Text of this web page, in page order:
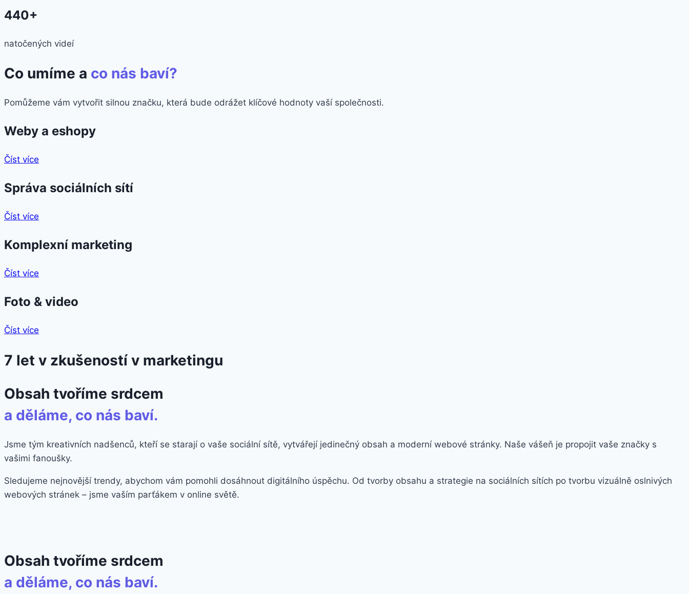
440+
natočených videí
Co umíme a co nás baví?
Pomůžeme vám vytvořit silnou značku, která bude odrážet klíčové hodnoty vaší společnosti.
Weby a eshopy
Číst více
Správa sociálních sítí
Číst více
Komplexní marketing
Číst více
Foto & video
Číst více
7 let v zkušeností v marketingu
Obsah tvoříme srdcem
a děláme, co nás baví.
Jsme tým kreativních nadšenců, kteří se starají o vaše sociální sítě, vytvářejí jedinečný obsah a moderní webové stránky. Naše vášeň je propojit vaše značky s
vašimi fanoušky.
Sledujeme nejnovější trendy, abychom vám pomohli dosáhnout digitálního úspěchu. Od tvorby obsahu a strategie na sociálních sítích po tvorbu vizuálně oslnivých
webových stránek – jsme vaším parťákem v online světě.
Obsah tvoříme srdcem
a děláme, co nás baví.